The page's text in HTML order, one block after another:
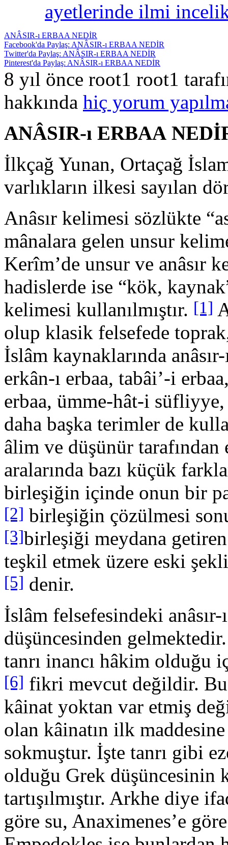
ayetlerinde ilmi
ANÂSIR-ı ERBAA NEDİR
Facebook'da Paylaş: ANÂSIR-ı ERBAA NEDİR
Twitter'da Paylaş: ANÂSIR-ı ERBAA NEDİR
Pinterest'da Paylaş: ANÂSIR-ı ERBAA NEDİR
8 yıl önce root1 root1
hakkında hiç yorum
ANÂSIR-ı ERBAA
İlkçağ Yunan, Ortaçağ
varlıkların ilkesi sayılan
Anâsır kelimesi sözlükte
mânalara gelen unsur
Kerîm’de unsur ve anâsır
hadislerde ise “kök,
ke­limesi kullanılmıştır. [1]
olup klasik felsefede
İslâm kaynakların­da
erkân-ı erbaa, tabâi’-i
erbaa, ümme-hât-i
daha başka terimler de
âlim ve düşü­nür tarafından
aralarında bazı küçük
birleşiğin içinde onun bir
[2] birleşiğin çözülmesi
[3]birleşiği meydana
teşkil etmek üzere eski
[5] denir.
İslâm felsefesindeki anâsır-
düşüncesinden
tanrı inancı hâkim olduğu
[6] fikri mevcut değildir. Bu
kâinat yoktan var etmiş
olan kâinatın ilk
sokmuştur. İşte tanrı gibi
olduğu Grek düşüncesinin
tartışılmıştır. Arkhe diye
göre su, Anaximenes’e